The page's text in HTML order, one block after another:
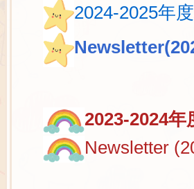
2024-2025年
2023-2024年
Newsletter